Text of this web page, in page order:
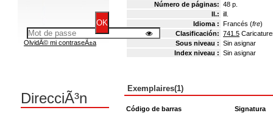
Número de páginas: 48 p.
Il.: ill.
Idioma : Francés (fre)
Clasificación: 741.5
Sous niveau : Sin asignar
Index niveau : Sin asignar
Exemplaires(1)
Código de barras
Signatura
OlvidÃ© mi contraseÃ±a
DirecciÃ³n